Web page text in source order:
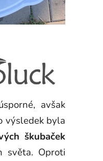
avšak
výsledek byla
škubaček
světa. Oproti